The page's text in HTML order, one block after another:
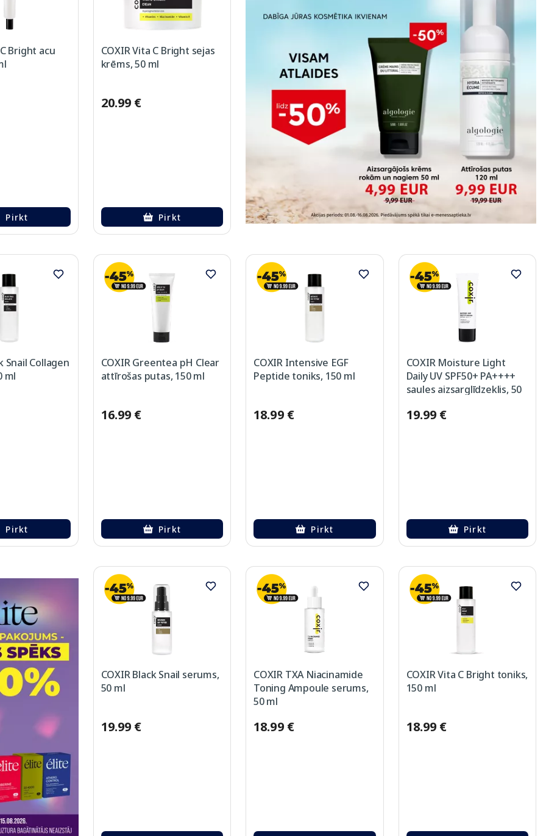
Bright acu
Pirkt
COXIR Vita C Bright sejas
krēms, 50 ml
20.99 €
Pirkt
Snail Collagen
ml
Pirkt
COXIR Greentea pH Clear
attīrošas putas, 150 ml
16.99 €
Pirkt
COXIR Intensive EGF
Peptide toniks, 150 ml
18.99 €
Pirkt
COXIR Moisture Light
Daily UV SPF50+ PA++++
saules aizsarglīdzeklis, 50
19.99 €
Pirkt
COXIR Black Snail serums,
50 ml
19.99 €
COXIR TXA Niacinamide
Toning Ampoule serums,
50 ml
18.99 €
COXIR Vita C Bright toniks,
150 ml
18.99 €